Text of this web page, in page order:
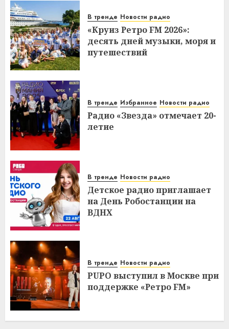
В тренде Новости радио
«Круиз Ретро FM 2026»:
десять дней музыки, моря и
путешествий
В тренде Избранное Новости радио
Радио «Звезда» отмечает 20-
летие
В тренде Новости радио
Детское радио приглашает
на День Робостанции на
ВДНХ
В тренде Новости радио
PUPO выступил в Москве при
поддержке «Ретро FM»